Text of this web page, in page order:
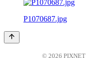
P1070687.jpg
© 2026 PIXNET